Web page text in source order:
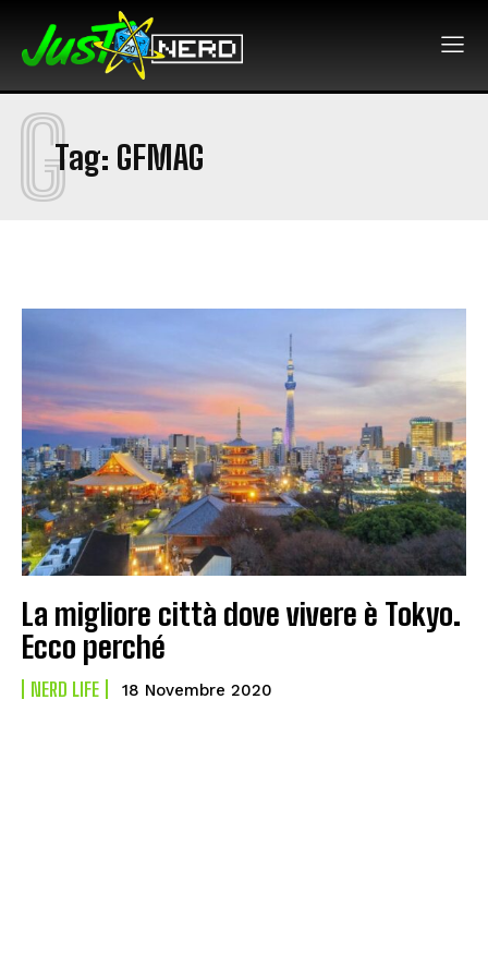
Tag: GFMAG
G
La migliore città dove vivere è Tokyo.
Ecco perché
NERD LIFE 18 Novembre 2020